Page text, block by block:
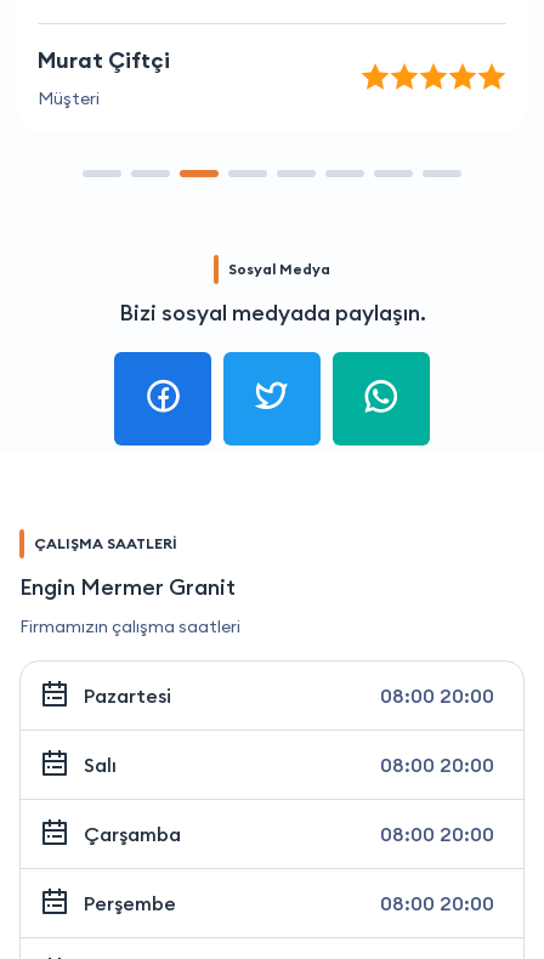
Murat Çiftçi
Müşteri
Sosyal Medya
Bizi sosyal medyada paylaşın.
ÇALIŞMA SAATLERİ
Engin Mermer Granit
Firmamızın çalışma saatleri
Pazartesi 08:00 20:00
Salı 08:00 20:00
Çarşamba 08:00 20:00
Perşembe 08:00 20:00